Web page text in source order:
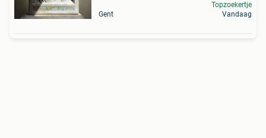
Gent
Topzoekertje
Vandaag